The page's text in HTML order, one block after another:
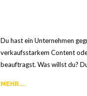
Du hast ein Unternehmen
verkaufsstarkem Content
beauftragst. Was willst du?
MEHR...